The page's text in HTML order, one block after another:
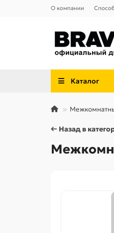
О компании
Каталог
← Назад в